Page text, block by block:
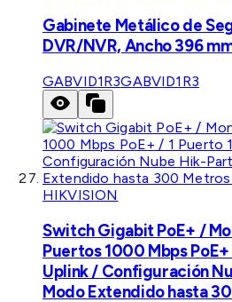
Gabinete Metálico de
DVR/NVR, Ancho 396
GABVID1R3GABVID1R3
HIKVISION
Switch Gigabit PoE+ /
Puertos 1000 Mbps
Uplink / Configuración
Modo Extendido hasta